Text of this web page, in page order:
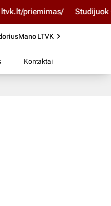
priemimas/ Studijuok ČIA
Mano LTVK
Kontaktai